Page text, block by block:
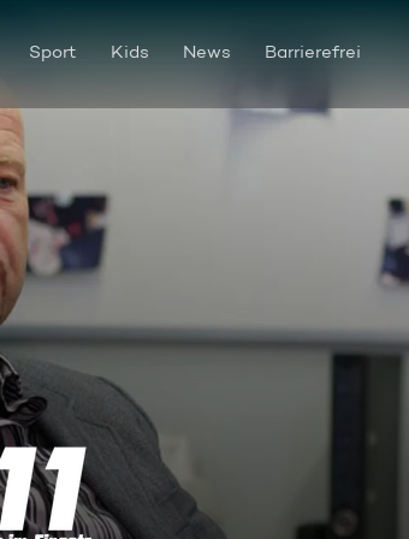
Sport Kids News Barrierefrei
Entführung aus Rache